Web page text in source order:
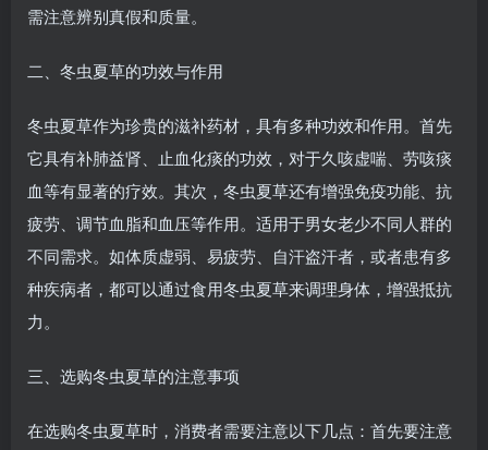
需注意辨别真假和质量。
二、冬虫夏草的功效与作用
冬虫夏草作为珍贵的滋补药材，具有多种功效和作用。首先
它具有补肺益肾、止血化痰的功效，对于久咳虚喘、劳咳痰
血等有显著的疗效。其次，冬虫夏草还有增强免疫功能、抗
疲劳、调节血脂和血压等作用。适用于男女老少不同人群的
不同需求。如体质虚弱、易疲劳、自汗盗汗者，或者患有多
种疾病者，都可以通过食用冬虫夏草来调理身体，增强抵抗
力。
三、选购冬虫夏草的注意事项
在选购冬虫夏草时，消费者需要注意以下几点：首先要注意